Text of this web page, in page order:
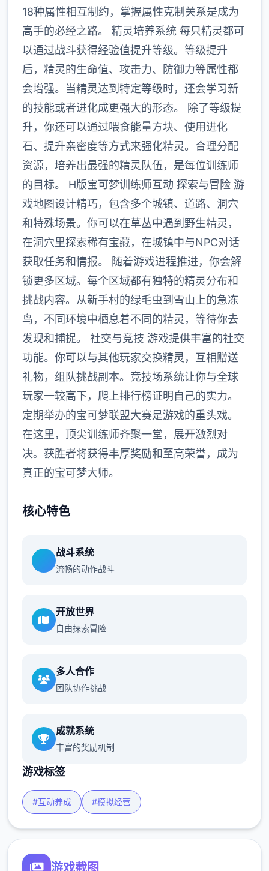
18种属性相互制约，掌握属性克制关系是成为
高手的必经之路。 精灵培养系统 每只精灵都可
以通过战斗获得经验值提升等级。等级提升
后，精灵的生命值、攻击力、防御力等属性都
会增强。当精灵达到特定等级时，还会学习新
的技能或者进化成更强大的形态。 除了等级提
升，你还可以通过喂食能量方块、使用进化
石、提升亲密度等方式来强化精灵。合理分配
资源，培养出最强的精灵队伍，是每位训练师
的目标。 H版宝可梦训练师互动 探索与冒险 游
戏地图设计精巧，包含多个城镇、道路、洞穴
和特殊场景。你可以在草丛中遇到野生精灵，
在洞穴里探索稀有宝藏，在城镇中与NPC对话
获取任务和情报。 随着游戏进程推进，你会解
锁更多区域。每个区域都有独特的精灵分布和
挑战内容。从新手村的绿毛虫到雪山上的急冻
鸟，不同环境中栖息着不同的精灵，等待你去
发现和捕捉。 社交与竞技 游戏提供丰富的社交
功能。你可以与其他玩家交换精灵，互相赠送
礼物，组队挑战副本。竞技场系统让你与全球
玩家一较高下，爬上排行榜证明自己的实力。
定期举办的宝可梦联盟大赛是游戏的重头戏。
在这里，顶尖训练师齐聚一堂，展开激烈对
决。获胜者将获得丰厚奖励和至高荣誉，成为
真正的宝可梦大师。
核心特色
战斗系统
流畅的动作战斗
开放世界
自由探索冒险
多人合作
团队协作挑战
成就系统
丰富的奖励机制
游戏标签
#互动养成 #模拟经营
游戏截图